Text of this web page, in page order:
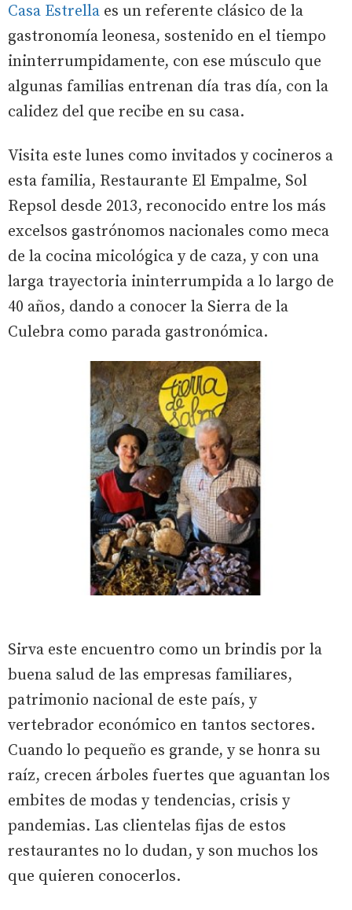
Casa Estrella es un referente clásico de la
gastronomía leonesa, sostenido en el tiempo
ininterrumpidamente, con ese músculo que
algunas familias entrenan día tras día, con la
calidez del que recibe en su casa.
Visita este lunes como invitados y cocineros a
esta familia, Restaurante El Empalme, Sol
Repsol desde 2013, reconocido entre los más
excelsos gastrónomos nacionales como meca
de la cocina micológica y de caza, y con una
larga trayectoria ininterrumpida a lo largo de
40 años, dando a conocer la Sierra de la
Culebra como parada gastronómica.
Sirva este encuentro como un brindis por la
buena salud de las empresas familiares,
patrimonio nacional de este país, y
vertebrador económico en tantos sectores.
Cuando lo pequeño es grande, y se honra su
raíz, crecen árboles fuertes que aguantan los
embites de modas y tendencias, crisis y
pandemias. Las clientelas fijas de estos
restaurantes no lo dudan, y son muchos los
que quieren conocerlos.